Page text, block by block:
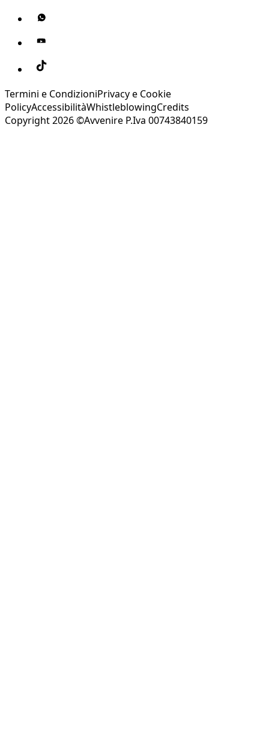
Termini e CondizioniPrivacy e Cookie
PolicyAccessibilitàWhistleblowingCredits
Copyright 2026 ©Avvenire P.Iva 00743840159